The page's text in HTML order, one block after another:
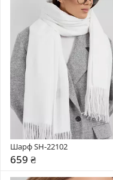
Шарф SH-22102
659 ₴